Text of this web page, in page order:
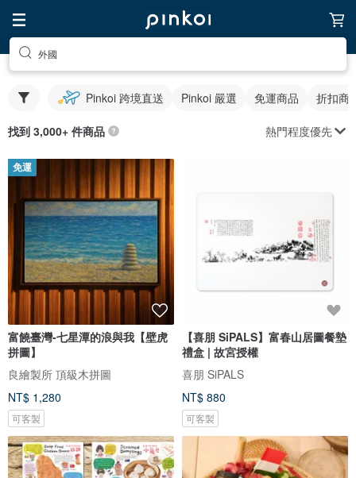
外國
Pinkoi 跨境直送 Pinkoi 嚴選 免運商品 折扣商
找到 3,000+ 件商品 熱門程度優先
免運
富饒臺灣-七星潭的浪與我【壁虎
拼圖】
良繪製所 頂級木拼圖
NT$ 1,280
可客製
【喜朋 SiPALS】富春山居圖餐墊
禮盒 | 故宮授權
喜朋 SiPALS
NT$ 880
可客製